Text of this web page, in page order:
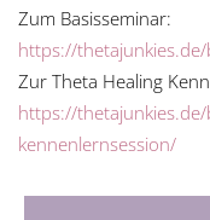
Zum Basisseminar:
https://
Zur Theta Healing
https://
kennenlernsession/